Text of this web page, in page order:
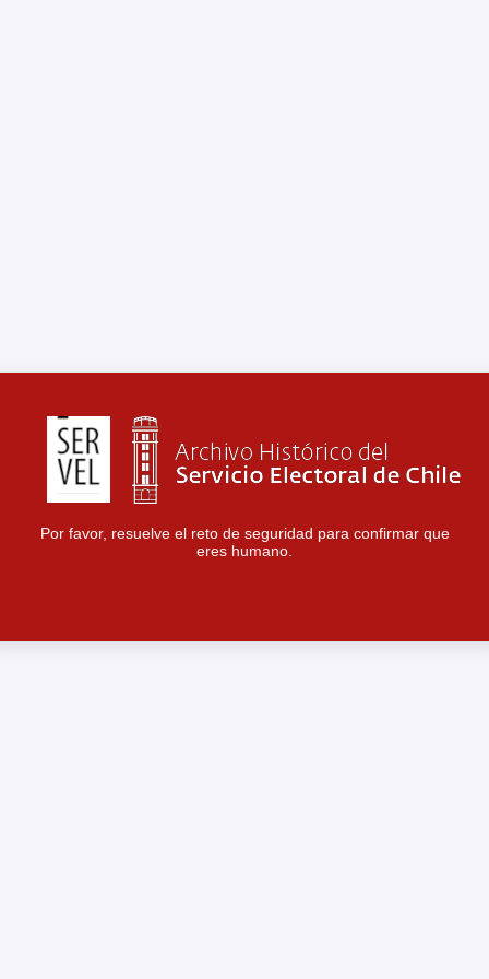
Por favor, resuelve el reto de seguridad para confirmar que
eres humano.